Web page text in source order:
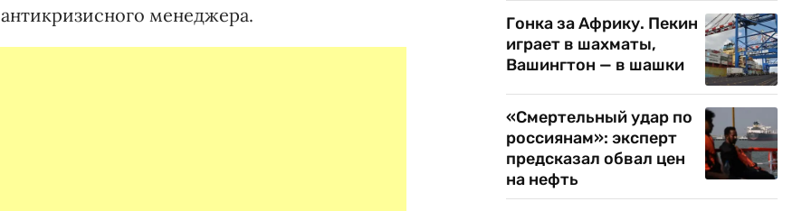
менеджера.
Гонка за Африку. Пекин
играет в шахматы,
Вашингтон — в шашки
«Смертельный удар по
россиянам»: эксперт
предсказал обвал цен
на нефть